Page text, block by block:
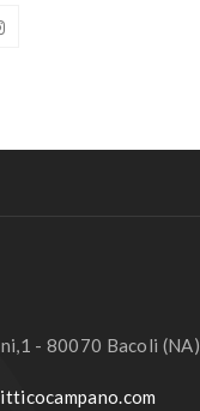
- 80070 Bacoli (NA)